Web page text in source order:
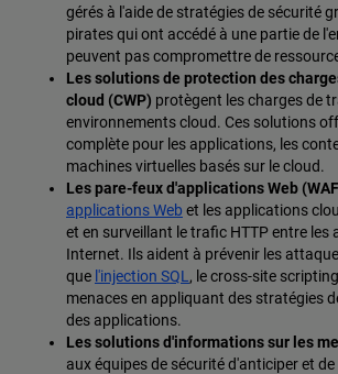
gérés à l'aide de stratégies de sécurité
pirates qui ont accédé à une partie de
peuvent pas compromettre de
Les solutions de protection des
cloud (CWP) protègent les charges de
environnements cloud. Ces solutions
complète pour les applications, les
machines virtuelles basés sur le cloud.
Les pare-feux d'applications Web
applications Web et les applications
et en surveillant le trafic HTTP entre les
Internet. Ils aident à prévenir les
que l'injection SQL , le cross-site
menaces en appliquant des stratégies
des applications.
Les solutions d'informations sur les
aux équipes de sécurité d'anticiper et de